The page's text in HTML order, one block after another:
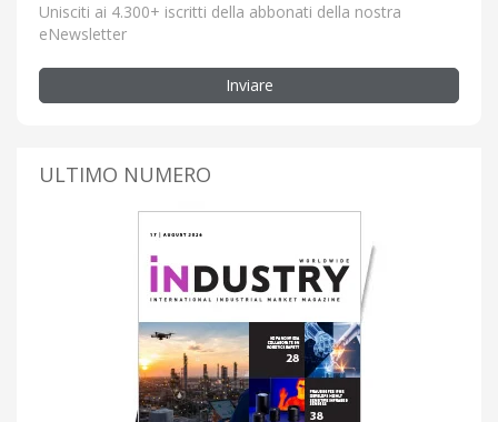
Unisciti ai 4.300+ iscritti della abbonati della nostra
eNewsletter
Inviare
ULTIMO NUMERO